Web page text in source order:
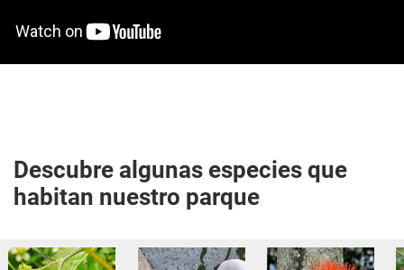
Descubre algunas especies que
habitan nuestro parque